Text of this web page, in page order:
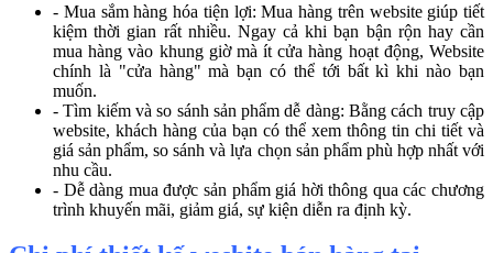
- Mua sắm hàng hóa tiện lợi: Mua hàng trên website giúp tiết
kiệm thời gian rất nhiều. Ngay cả khi bạn bận rộn hay cần
mua hàng vào khung giờ mà ít cửa hàng hoạt động, Website
chính là "cửa hàng" mà bạn có thể tới bất kì khi nào bạn
muốn.
- Tìm kiếm và so sánh sản phẩm dễ dàng: Bằng cách truy cập
website, khách hàng của bạn có thể xem thông tin chi tiết và
giá sản phẩm, so sánh và lựa chọn sản phẩm phù hợp nhất với
nhu cầu.
- Dễ dàng mua được sản phẩm giá hời thông qua các chương
trình khuyến mãi, giảm giá, sự kiện diễn ra định kỳ.